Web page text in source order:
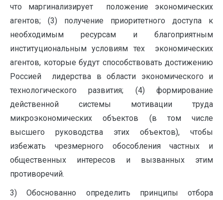
что маргинализирует положение экономических
агентов; (3) получение приоритетного доступа к
необходимым ресурсам и благоприятным
институциональным условиям тех экономических
агентов, которые будут способствовать достижению
Россией лидерства в области экономического и
технологического развития; (4) формирование
действенной системы мотивации труда
микроэкономических объектов (в том числе
высшего руководства этих объектов), чтобы
избежать чрезмерного обособления частных и
общественных интересов и вызванных этим
противоречий.
3) Обоснованно определить принципы отбора